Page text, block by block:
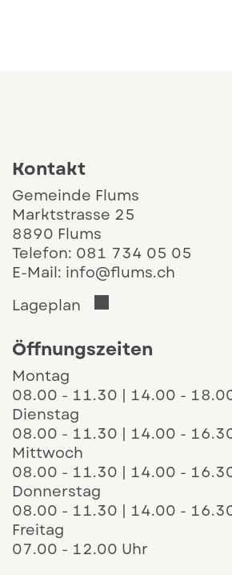
Kontakt
Gemeinde Flums
Marktstrasse 25
8890 Flums
Telefon: 081 734 05 05
E-Mail: info@flums.ch
Lageplan
Öffnungszeiten
Montag
08.00 - 11.30 | 14.00 -
Dienstag
08.00 - 11.30 | 14.00 -
Mittwoch
08.00 - 11.30 | 14.00 -
Donnerstag
08.00 - 11.30 | 14.00 -
Freitag
07.00 - 12.00 Uhr